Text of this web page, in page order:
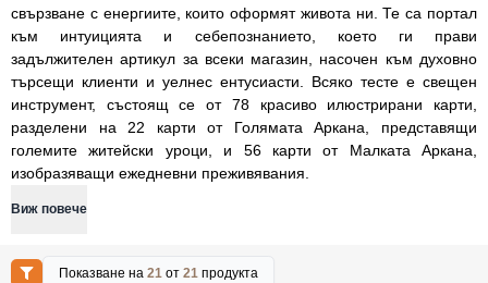
свързване с енергиите, които оформят живота ни. Те са портал
към интуицията и себепознанието, което ги прави
задължителен артикул за всеки магазин, насочен към духовно
търсещи клиенти и уелнес ентусиасти. Всяко тесте е свещен
инструмент, състоящ се от 78 красиво илюстрирани карти,
разделени на 22 карти от Голямата Аркана, представящи
големите житейски уроци, и 56 карти от Малката Аркана,
изобразяващи ежедневни преживявания.
Виж повече
Показване на21 от21 продукта